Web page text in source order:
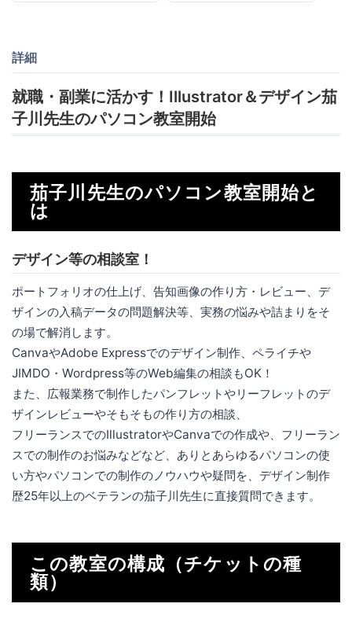
詳細
就職・副業に活かす！Illustrator＆デザイン茄
子川先生のパソコン教室開始
茄子川先生のパソコン教室開始と
は
デザイン等の相談室！
ポートフォリオの仕上げ、告知画像の作り方・レビュー、デ
ザインの入稿データの問題解決等、実務の悩みや詰まりをそ
の場で解消します。
CanvaやAdobe Expressでのデザイン制作、ペライチや
JIMDO・Wordpress等のWeb編集の相談もOK！
また、広報業務で制作したパンフレットやリーフレットのデ
ザインレビューやそもそもの作り方の相談、
フリーランスでのIllustratorやCanvaでの作成や、フリーラン
スでの制作のお悩みなどなど、ありとあらゆるパソコンの使
い方やパソコンでの制作のノウハウや疑問を、デザイン制作
歴25年以上のベテランの茄子川先生に直接質問できます。
この教室の構成（チケットの種
類）